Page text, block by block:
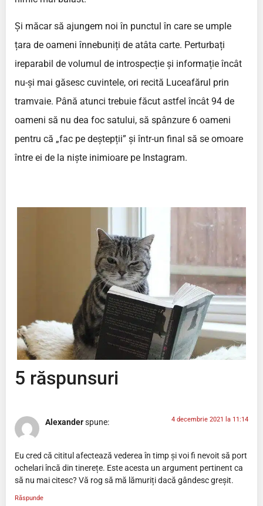
Și măcar să ajungem noi în punctul în care se umple
țara de oameni înnebuniți de atâta carte. Perturbați
ireparabil de volumul de introspecție și informație încât
nu-și mai găsesc cuvintele, ori recită Luceafărul prin
tramvaie. Până atunci trebuie făcut astfel încât 94 de
oameni să nu dea foc satului, să spânzure 6 oameni
pentru că „fac pe deștepții” și într-un final să se omoare
între ei de la niște inimioare pe Instagram.
5 răspunsuri
Alexanderspune: 4 decembrie 2021 la 11:14
Eu cred că cititul afectează vederea în timp și voi fi nevoit să port
ochelari încă din tinerețe. Este acesta un argument pertinent ca
să nu mai citesc? Vă rog să mă lămuriți dacă gândesc greșit.
Răspunde